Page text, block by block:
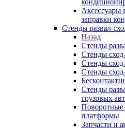
Аксессуары
заправки
Стенды развал-
Назад
Стенды
Стенды
Стенды
Стенды
Стенды
грузовых
Поворотные
платформы
Запчасти и